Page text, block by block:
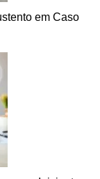
em Caso